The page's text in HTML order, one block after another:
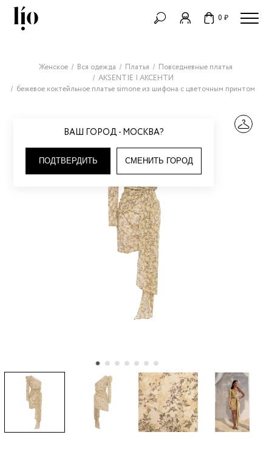
0 ₽
ВАШ ГОРОД - МОСКВА?
ПОДТВЕРДИТЬ СМЕНИТЬ ГОРОД
Женское Вся одежда Платья
Повседневные платья
AKSENTIE | АКСЕНТИ
бежевое коктейльное платье simone из шифона с цветочным принтом